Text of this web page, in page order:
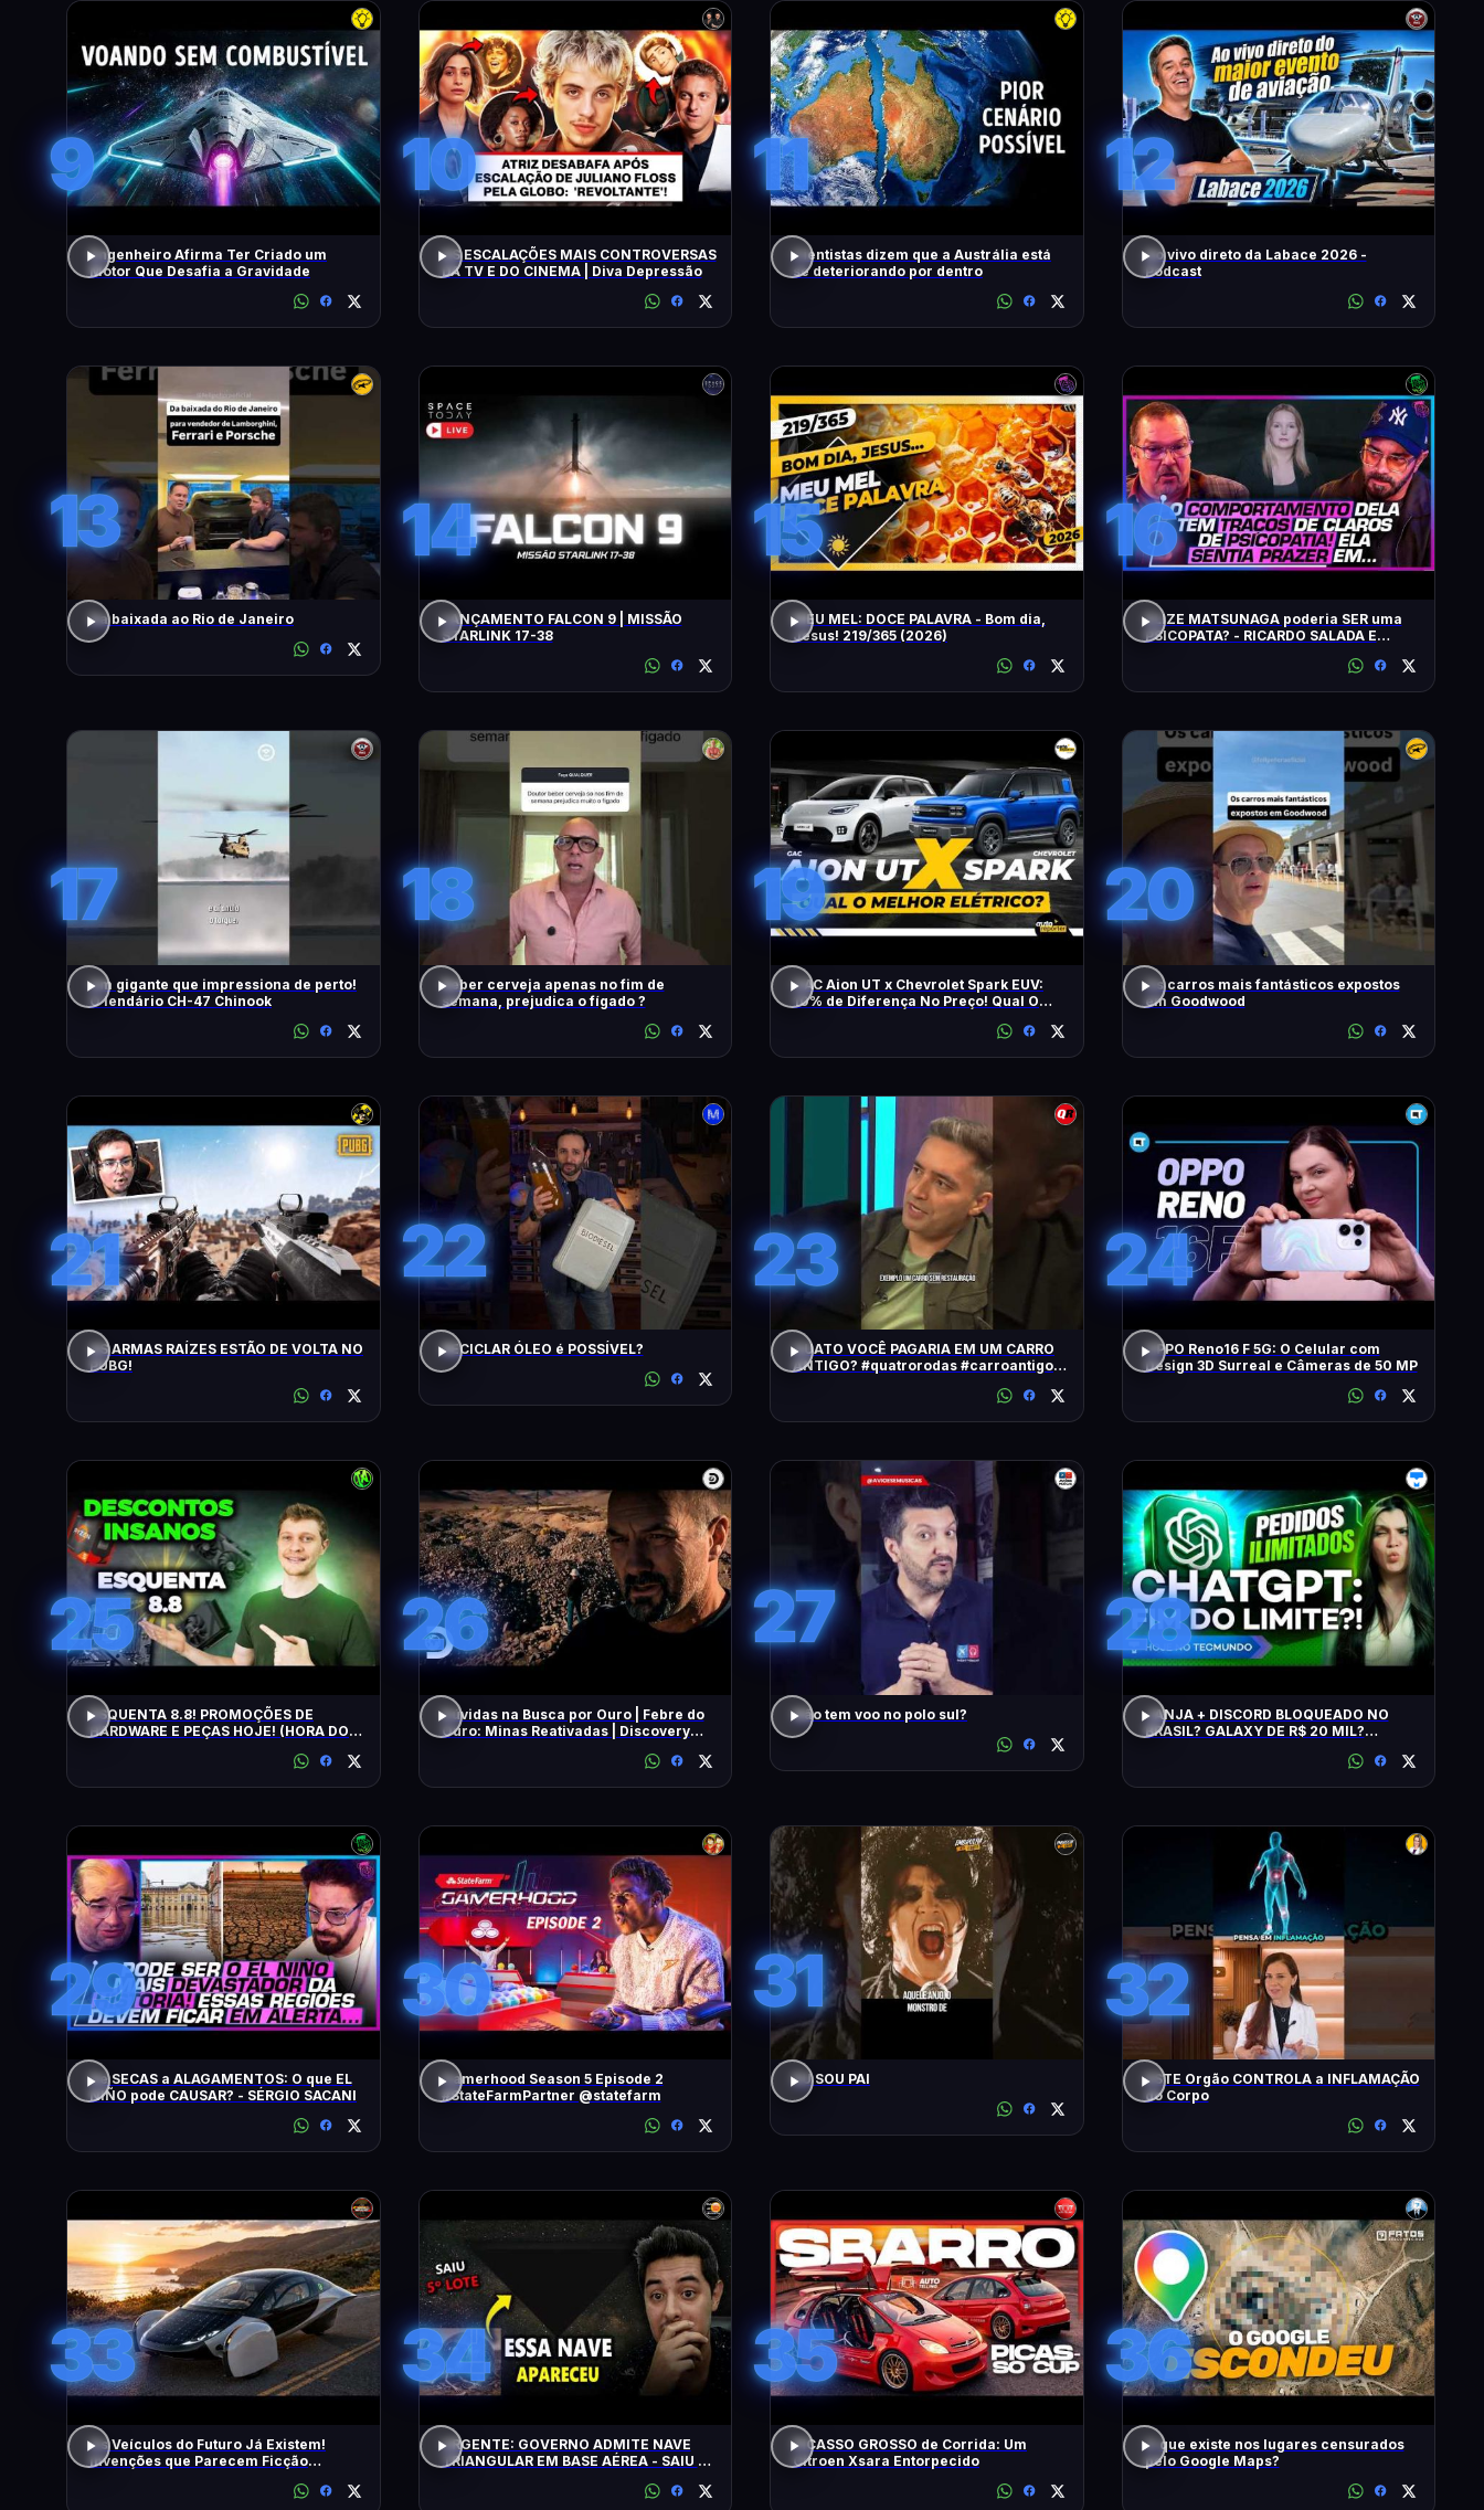
9
Engenheiro Afirma Ter Criado um
Motor Que Desafia a Gravidade
10
AS ESCALAÇÕES MAIS CONTROVERSAS
DA TV E DO CINEMA | Diva Depressão
11
Cientistas dizem que a Austrália está
se deteriorando por dentro
12
Ao vivo direto da Labace 2026 -
Podcast
13
Da baixada ao Rio de Janeiro
14
LANÇAMENTO FALCON 9 | MISSÃO
STARLINK 17-38
15
MEU MEL: DOCE PALAVRA - Bom dia,
Jesus! 219/365 (2026)
16
ELIZE MATSUNAGA poderia SER uma
PSICOPATA? - RICARDO SALADA E
17
Um gigante que impressiona de perto!
O lendário CH-47 Chinook
18
Beber cerveja apenas no fim de
semana, prejudica o fígado ?
19
GAC Aion UT x Chevrolet Spark EUV:
10% de Diferença No Preço! Qual O
20
Os carros mais fantásticos expostos
em Goodwood
21
AS ARMAS RAÍZES ESTÃO DE VOLTA NO
PUBG!
22
RECICLAR ÓLEO é POSSÍVEL?
23
QUATO VOCÊ PAGARIA EM UM CARRO
ANTIGO? #quatrorodas #carroantigo
24
OPPO Reno16 F 5G: O Celular com
Design 3D Surreal e Câmeras de 50 MP
25
ESQUENTA 8.8! PROMOÇÕES DE
HARDWARE E PEÇAS HOJE! (HORA DO
26
Dúvidas na Busca por Ouro | Febre do
Ouro: Minas Reativadas | Discovery
27
Não tem voo no polo sul?
28
JANJA + DISCORD BLOQUEADO NO
BRASIL? GALAXY DE R$ 20 MIL?
29
De SECAS a ALAGAMENTOS: O que EL
NIÑO pode CAUSAR? - SÉRGIO SACANI
30
Gamerhood Season 5 Episode 2
#StateFarmPartner @statefarm
31
EU SOU PAI
32
ESTE Orgão CONTROLA a INFLAMAÇÃO
do Corpo
33
Os Veículos do Futuro Já Existem!
Invenções que Parecem Ficção
34
URGENTE: GOVERNO ADMITE NAVE
TRIANGULAR EM BASE AÉREA - SAIU O
35
PICASSO GROSSO de Corrida: Um
Citroen Xsara Entorpecido
36
O que existe nos lugares censurados
pelo Google Maps?